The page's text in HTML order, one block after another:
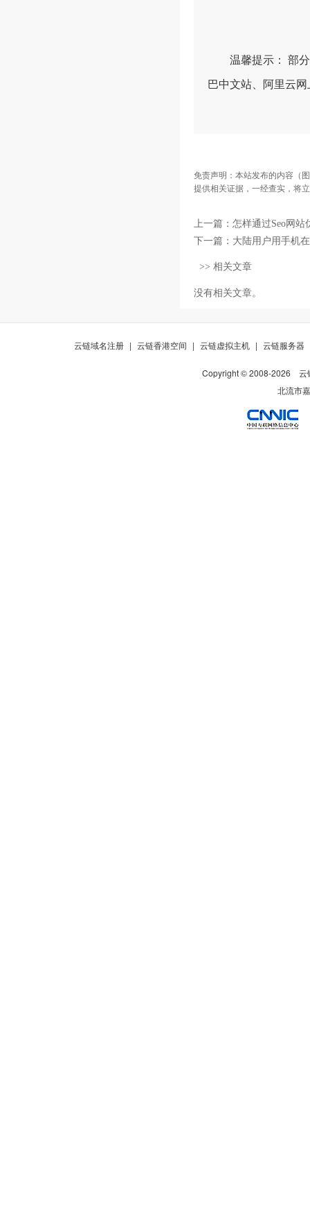
温馨提示： 部分
巴中文站、阿里云
免责声明：本站发布的内容（
提供相关证据，一经查实，将
上一篇： 怎样通过Seo网站
下一篇： 大陆用户用手机
>> 相关文章
没有相关文章。
云链域名注册 | 云链香港空间 | 云链虚拟主机 | 云链服务器
Copyright © 2008-2026
云
北流市